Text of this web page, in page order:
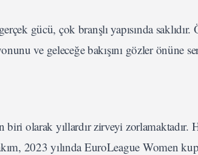
gücü, çok branşlı yapısında saklıdır.
ve geleceğe bakışını gözler önüne
biri olarak yıllardır zirveyi zorlamaktadır.
2023 yılında EuroLeague Women